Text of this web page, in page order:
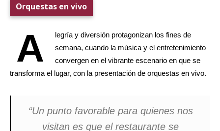
Orquestas en vivo
A
legría y diversión protagonizan los fines de
semana, cuando la música y el entretenimiento
convergen en el vibrante escenario en que se
transforma el lugar, con la presentación de orquestas en vivo.
“Un punto favorable para quienes nos
visitan es que el restaurante se